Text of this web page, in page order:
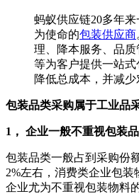
蚂蚁供应链20多年
为使命的包装供应商
理、降本服务、品
等为客户提供一站
降低总成本，并减少
包装品类采购属于工业品
1， 企业一般不重视包装品
包装品类一般占到采购份
2%左右，消费类企业包装
企业尤为不重视包装物料